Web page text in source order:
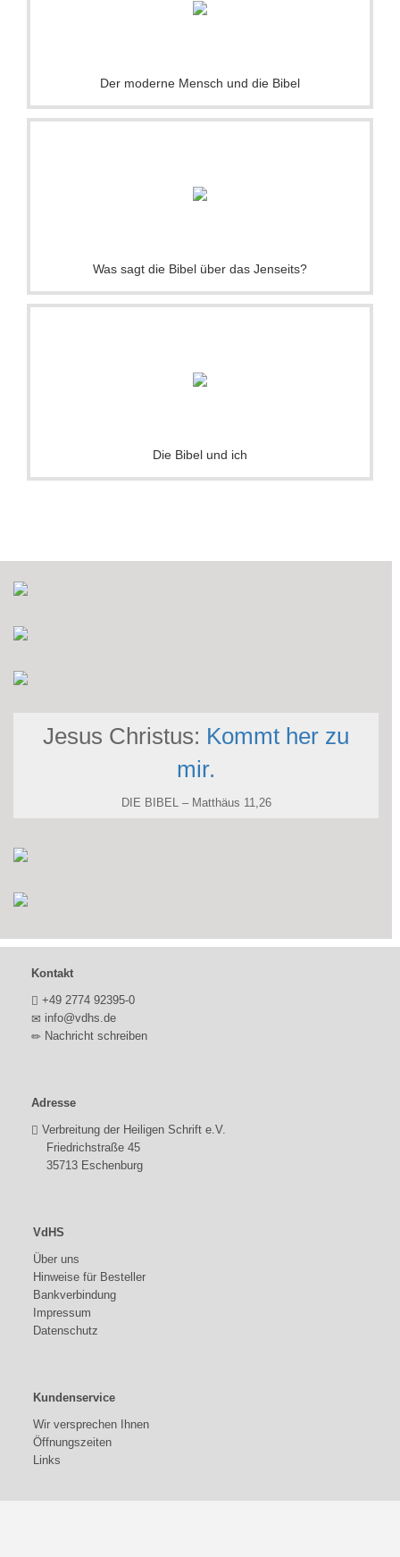
Der moderne Mensch und die Bibel
Was sagt die Bibel über das Jenseits?
Die Bibel und ich
Jesus Christus: Kommt her zu
mir.
DIE BIBEL – Matthäus 11,26
Kontakt
+49 2774 92395-0
info@vdhs.de
Nachricht schreiben
Adresse
Verbreitung der Heiligen Schrift e.V.
Friedrichstraße 45
35713 Eschenburg
VdHS
Über uns
Hinweise für Besteller
Bankverbindung
Impressum
Datenschutz
Kundenservice
Wir versprechen Ihnen
Öffnungszeiten
Links